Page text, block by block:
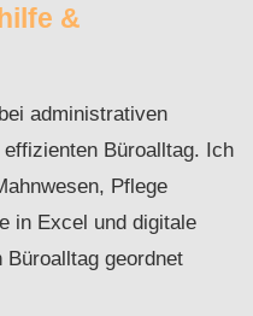
&
administrativen
Büroalltag. Ich
Pflege
in Excel und digitale
geordnet